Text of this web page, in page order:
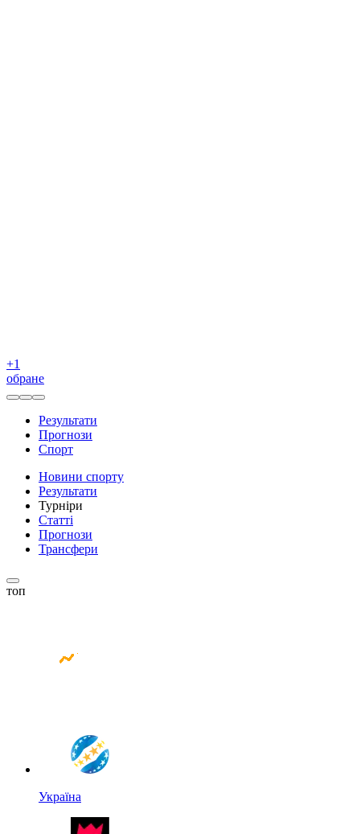
+1
обране
Результати
Прогнози
Спорт
Новини спорту
Результати
Турніри
Статті
Прогнози
Трансфери
топ
Україна